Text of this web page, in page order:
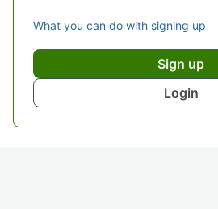
What you can do with signing up
Sign up
Login